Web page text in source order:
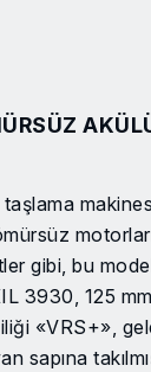
gibi, bu
3930, 125
«VRS+»,